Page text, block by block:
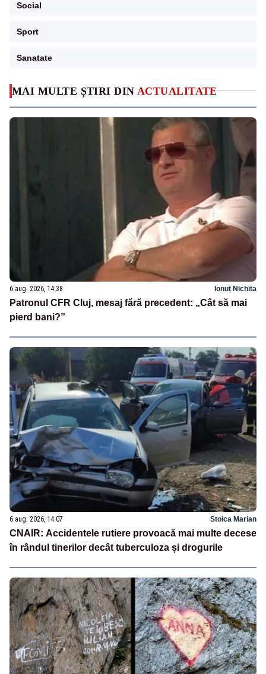
MAI MULTE ȘTIRI DIN ACTUALITATE
6 aug. 2026, 14:38 Ionuț Nichita
Patronul CFR Cluj, mesaj fără precedent: „Cât să mai
pierd bani?”
6 aug. 2026, 14:07 Stoica Marian
CNAIR: Accidentele rutiere provoacă mai multe decese
în rândul tinerilor decât tuberculoza și drogurile
Social
Sport
Sanatate